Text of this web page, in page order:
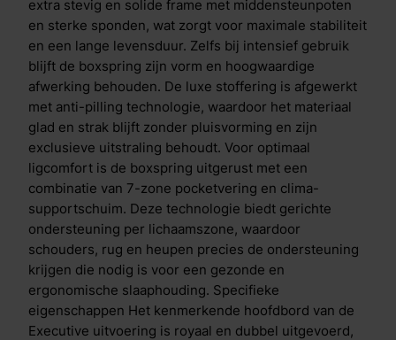
Comfort topper van 10 cm dik biedt een extra luxe en
diep omhullend liggevoel. Dankzij de extra
comfortlaag in de hoes wordt niet alleen maximale
drukverlichting bereikt, maar ook een uitstekende
ventilatie voor een fris slaapklimaat. De topper is
voorzien van een afritsbare, hypoallergene hoes en
een anti-slip onderzijde, wat zorgt voor extra
hygi&euml;ne, stabiliteit en gebruiksgemak. Een
samenwerking om van te dromen Valk Exclusief en M
line bundelen hun expertise in luxe en slaapinnovatie.
Het resultaat is een exclusieve boxspring collectie
waarin design en comfort naadloos samengaan. Met
aandacht voor elk detail, hoogwaardige materialen en
wetenschappelijk geteste slaaptechnologie
transformeert deze collectie je slaapkamer in een
priv&eacute; vijfsterrenervaring.
extra stevig en solide frame met middensteunpoten
en sterke sponden, wat zorgt voor maximale stabiliteit
en een lange levensduur. Zelfs bij intensief gebruik
blijft de boxspring zijn vorm en hoogwaardige
afwerking behouden. De luxe stoffering is afgewerkt
met anti-pilling technologie, waardoor het materiaal
glad en strak blijft zonder pluisvorming en zijn
exclusieve uitstraling behoudt. Voor optimaal
ligcomfort is de boxspring uitgerust met een
combinatie van 7-zone pocketvering en clima-
supportschuim. Deze technologie biedt gerichte
ondersteuning per lichaamszone, waardoor
schouders, rug en heupen precies de ondersteuning
krijgen die nodig is voor een gezonde en
ergonomische slaaphouding. Specifieke
eigenschappen Het kenmerkende hoofdbord van de
Executive uitvoering is royaal en dubbel uitgevoerd,